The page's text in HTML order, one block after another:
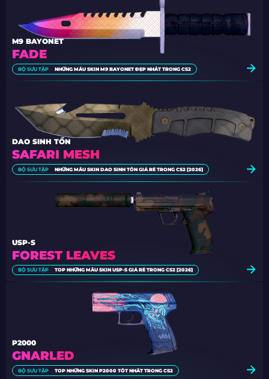
FADE
M9 BAYONET
BỘ SƯU TẬP NHỮNG MẪU SKIN M9 BAYONET ĐẸP NHẤT TRONG CS2
SAFARI MESH
DAO SINH TỒN
BỘ SƯU TẬP NHỮNG MẪU SKIN DAO SINH TỒN GIÁ RẺ TRONG CS2 [2026]
FOREST LEAVES
USP-S
BỘ SƯU TẬP TOP NHỮNG MẪU SKIN USP-S GIÁ RẺ TRONG CS2 [2026]
GNARLED
P2000
BỘ SƯU TẬP TOP NHỮNG SKIN P2000 TỐT NHẤT TRONG CS2